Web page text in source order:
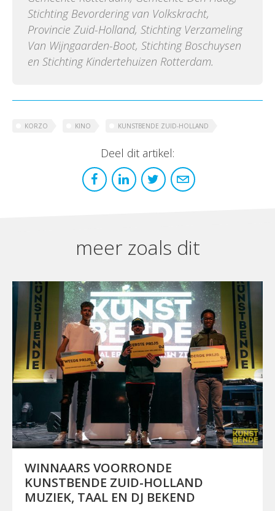
Stichting Bevordering van Volkskracht,
Provincie Zuid-Holland, Stichting Verzameling
Van Wijngaarden-Boot, Stichting Boschuysen
en Stichting Kindertehuizen Rotterdam.
KORZO KINO KUNSTBENDE ZUID-HOLLAND
Deel dit artikel:
meer zoals dit
WINNAARS VOORRONDE
KUNSTBENDE ZUID-HOLLAND
MUZIEK, TAAL EN DJ BEKEND